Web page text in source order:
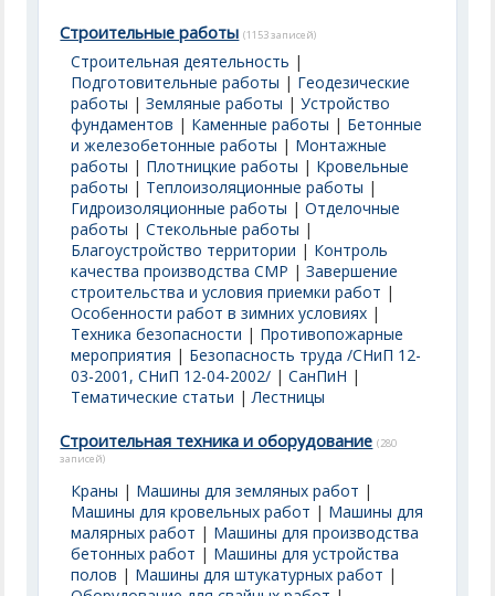
Строительные работы (1153 записей)
Строительная деятельность |
Подготовительные работы | Геодезические
работы |Земляные работы |Устройство
фундаментов | Каменные работы | Бетонные
и железобетонные работы | Монтажные
работы | Плотницкие работы | Кровельные
работы | Теплоизоляционные работы |
Гидроизоляционные работы |Отделочные
работы |Стекольные работы |
Благоустройство территории | Контроль
качества производства СМР |Завершение
строительства и условия приемки работ |
Особенности работ в зимних условиях |
Техника безопасности | Противопожарные
мероприятия | Безопасность труда /СНиП 12-
03-2001, СНиП 12-04-2002/ |СанПиН |
Тематические статьи |Лестницы
Строительная техника и оборудование (280
записей)
Краны | Машины для земляных работ |
Машины для кровельных работ | Машины для
малярных работ | Машины для производства
бетонных работ | Машины для устройства
полов | Машины для штукатурных работ |